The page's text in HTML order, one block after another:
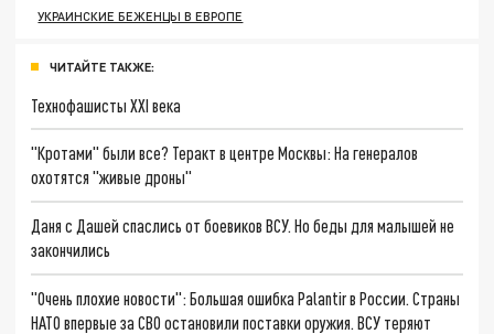
УКРАИНСКИЕ БЕЖЕНЦЫ В ЕВРОПЕ
ЧИТАЙТЕ ТАКЖЕ:
Технофашисты XXI века
"Кротами" были все? Теракт в центре Москвы: На генералов
охотятся "живые дроны"
Даня с Дашей спаслись от боевиков ВСУ. Но беды для малышей не
закончились
"Очень плохие новости": Большая ошибка Palantir в России. Страны
НАТО впервые за СВО остановили поставки оружия. ВСУ теряют